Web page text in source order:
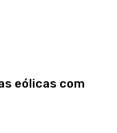
eólicas com